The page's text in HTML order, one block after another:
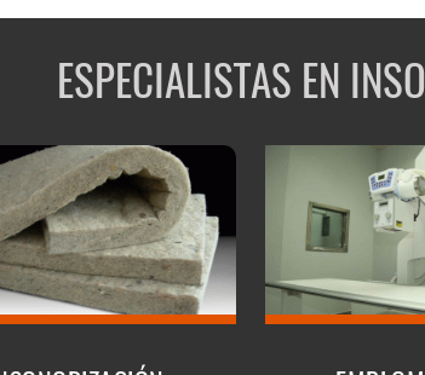
ESPECIALISTAS EN